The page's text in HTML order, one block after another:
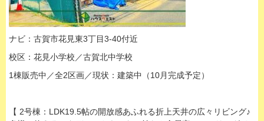
ナビ：古賀市花見東3丁目3-40付近
校区：花見小学校／古賀北中学校
1棟販売中／全2区画／現状：建築中（10月完成予定）
【 2号棟：LDK19.5帖の開放感あふれる折上天井の広々リビング♪